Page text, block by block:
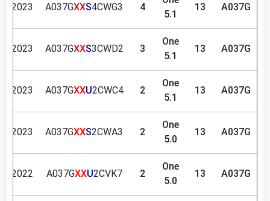
A037G
13
5.1
4
A037GXXS4CWG3
A037G
13
One
5.1
3
A037GXXS3CWD2
A037G
13
One
5.1
2
A037GXXU2CWC4
A037G
13
One
5.0
2
A037GXXS2CWA3
A037G
13
One
5.0
2
A037GXXU2CVK7